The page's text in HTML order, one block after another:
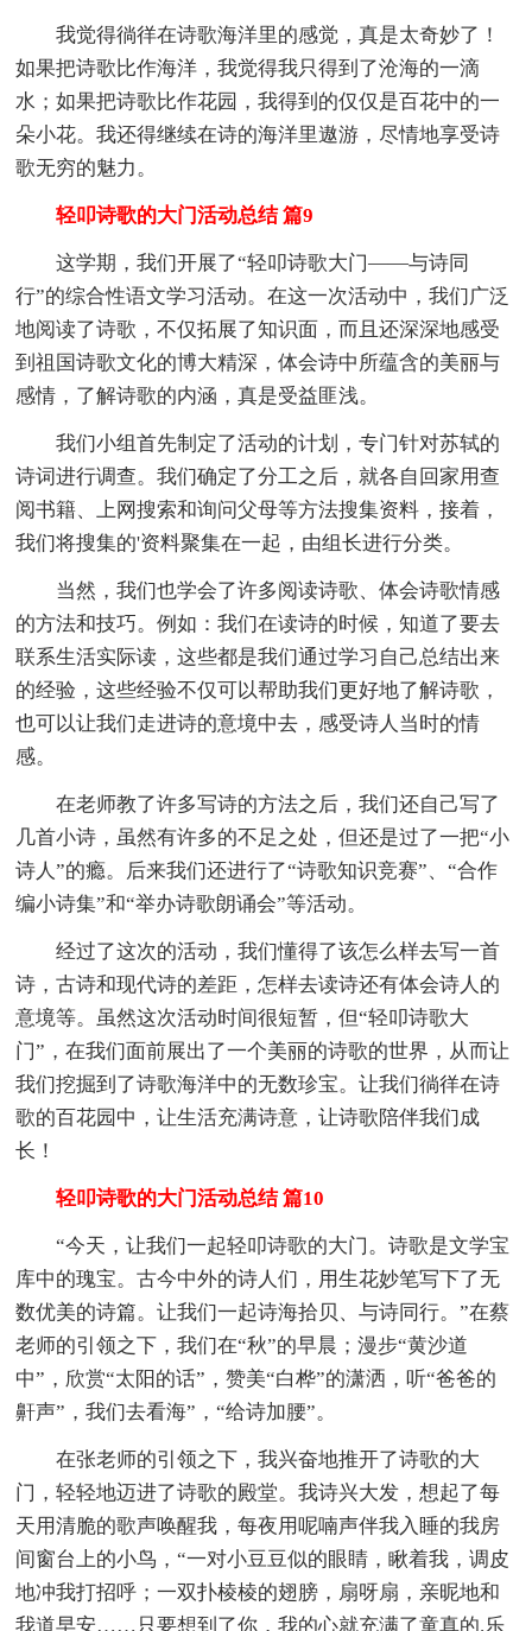
我觉得徜徉在诗歌海洋里的感觉，真是太奇妙了！
如果把诗歌比作海洋，我觉得我只得到了沧海的一滴
水；如果把诗歌比作花园，我得到的仅仅是百花中的一
朵小花。我还得继续在诗的海洋里遨游，尽情地享受诗
歌无穷的魅力。
轻叩诗歌的大门活动总结 篇9
这学期，我们开展了“轻叩诗歌大门——与诗同
行”的综合性语文学习活动。在这一次活动中，我们广泛
地阅读了诗歌，不仅拓展了知识面，而且还深深地感受
到祖国诗歌文化的博大精深，体会诗中所蕴含的美丽与
感情，了解诗歌的内涵，真是受益匪浅。
我们小组首先制定了活动的计划，专门针对苏轼的
诗词进行调查。我们确定了分工之后，就各自回家用查
阅书籍、上网搜索和询问父母等方法搜集资料，接着，
我们将搜集的'资料聚集在一起，由组长进行分类。
当然，我们也学会了许多阅读诗歌、体会诗歌情感
的方法和技巧。例如：我们在读诗的时候，知道了要去
联系生活实际读，这些都是我们通过学习自己总结出来
的经验，这些经验不仅可以帮助我们更好地了解诗歌，
也可以让我们走进诗的意境中去，感受诗人当时的情
感。
在老师教了许多写诗的方法之后，我们还自己写了
几首小诗，虽然有许多的不足之处，但还是过了一把“小
诗人”的瘾。后来我们还进行了“诗歌知识竞赛”、“合作
编小诗集”和“举办诗歌朗诵会”等活动。
经过了这次的活动，我们懂得了该怎么样去写一首
诗，古诗和现代诗的差距，怎样去读诗还有体会诗人的
意境等。虽然这次活动时间很短暂，但“轻叩诗歌大
门”，在我们面前展出了一个美丽的诗歌的世界，从而让
我们挖掘到了诗歌海洋中的无数珍宝。让我们徜徉在诗
歌的百花园中，让生活充满诗意，让诗歌陪伴我们成
长！
轻叩诗歌的大门活动总结 篇10
“今天，让我们一起轻叩诗歌的大门。诗歌是文学宝
库中的瑰宝。古今中外的诗人们，用生花妙笔写下了无
数优美的诗篇。让我们一起诗海拾贝、与诗同行。”在蔡
老师的引领之下，我们在“秋”的早晨；漫步“黄沙道
中”，欣赏“太阳的话”，赞美“白桦”的潇洒，听“爸爸的
鼾声”，我们去看海”，“给诗加腰”。
在张老师的引领之下，我兴奋地推开了诗歌的大
门，轻轻地迈进了诗歌的殿堂。我诗兴大发，想起了每
天用清脆的歌声唤醒我，每夜用呢喃声伴我入睡的我房
间窗台上的小鸟，“一对小豆豆似的眼睛，瞅着我，调皮
地冲我打招呼；一双扑棱棱的翅膀，扇呀扇，亲昵地和
我道早安……只要想到了你，我的心就充满了童真的.乐